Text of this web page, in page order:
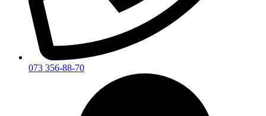
073 356-88-70